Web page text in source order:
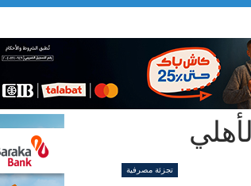
تجزئة مصرفية